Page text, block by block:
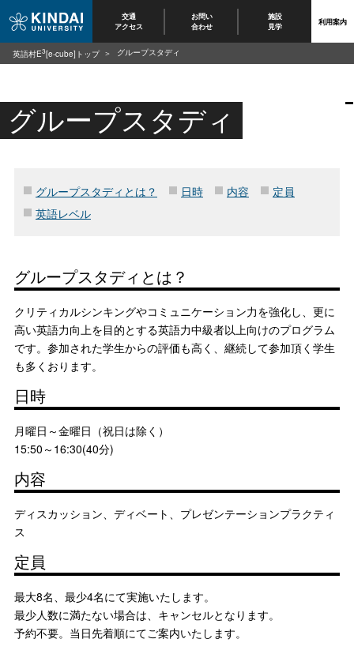
交通
アクセス
お問い
合わせ
施設
見学 利用案内
グループスタディ
グループスタディとは？ 日時 内容
定員
英語レベル
グループスタディとは？
クリティカルシンキングやコミュニケーション力を強化し、更に
高い英語力向上を目的とする英語力中級者以上向けのプログラム
です。参加された学生からの評価も高く、継続して参加頂く学生
も多くおります。
日時
月曜日～金曜日（祝日は除く）
15:50～16:30(40分)
内容
ディスカッション、ディベート、プレゼンテーションプラクティ
ス
定員
最大8名、最少4名にて実施いたします。
最少人数に満たない場合は、キャンセルとなります。
予約不要。当日先着順にてご案内いたします。
英語村E3[e-cube]トップ グループスタディ